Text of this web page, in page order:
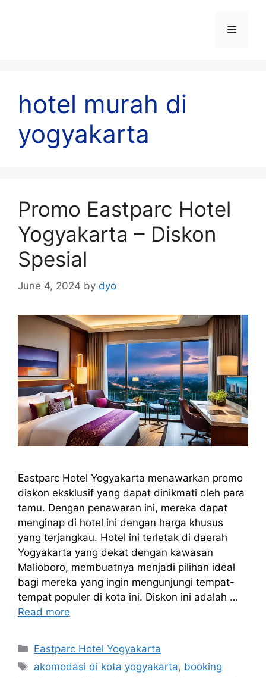
Menu
hotel murah di
yogyakarta
Promo Eastparc Hotel
Yogyakarta – Diskon
Spesial
June 4, 2024 by dyo
Eastparc Hotel Yogyakarta menawarkan promo
diskon eksklusif yang dapat dinikmati oleh para
tamu. Dengan penawaran ini, mereka dapat
menginap di hotel ini dengan harga khusus
yang terjangkau. Hotel ini terletak di daerah
Yogyakarta yang dekat dengan kawasan
Malioboro, membuatnya menjadi pilihan ideal
bagi mereka yang ingin mengunjungi tempat-
tempat populer di kota ini. Diskon ini adalah …
Read more
Categories
Eastparc Hotel Yogyakarta
Tags
akomodasi di kota yogyakarta, booking